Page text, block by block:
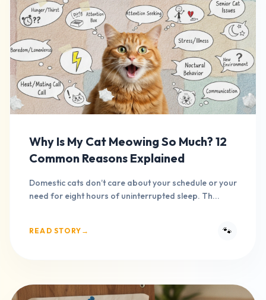
Why Is My Cat Meowing So Much? 12
Common Reasons Explained
Domestic cats don’t care about your schedule or your
need for eight hours of uninterrupted sleep. Th...
READ STORY → 🐾